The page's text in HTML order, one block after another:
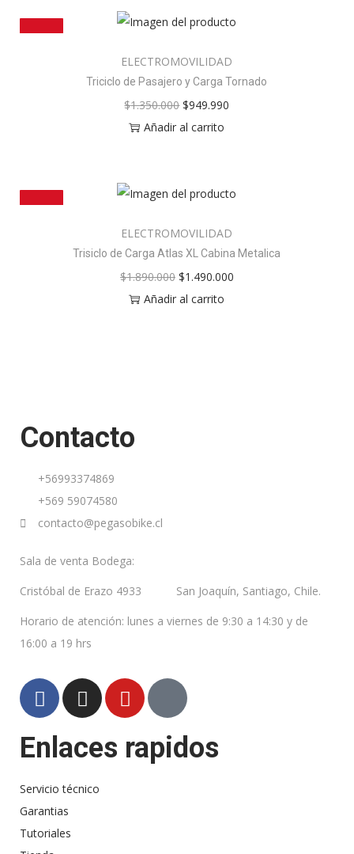
ELECTROMOVILIDAD
Triciclo de Pasajero y Carga Tornado
$1.350.000 $949.990
Añadir al carrito
ELECTROMOVILIDAD
Trisiclo de Carga Atlas XL Cabina Metalica
$1.890.000 $1.490.000
Añadir al carrito
Contacto
+56993374869
+569 59074580
contacto@pegasobike.cl
Sala de venta Bodega:
Cristóbal de Erazo 4933 San Joaquín, Santiago, Chile.
Horario de atención: lunes a viernes de 9:30 a 14:30 y de
16:00 a 19 hrs
Enlaces rapidos
Servicio técnico
Garantias
Tutoriales